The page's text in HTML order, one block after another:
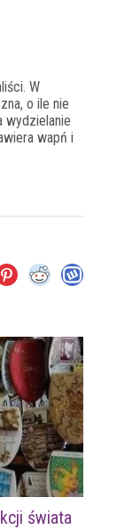
W
o ile nie
wydzielanie
wapń i
świata